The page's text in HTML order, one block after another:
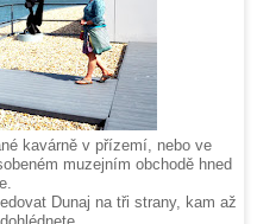
kavárně v přízemí, nebo ve
muzejním obchodě hned
Dunaj na tři strany, kam až